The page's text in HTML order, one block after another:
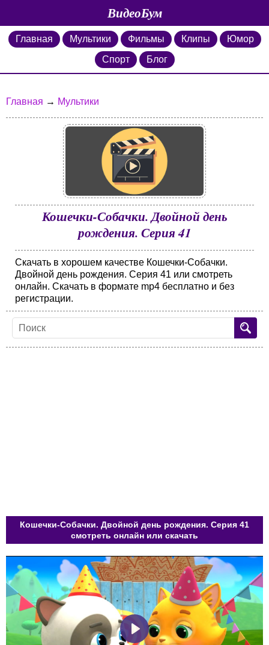
ВидеоБум
Главная Мультики Фильмы Клипы
Юмор
Спорт
Блог
Главная → Мультики
Кошечки-Собачки. Двойной день
рождения. Серия 41
Скачать в хорошем качестве Кошечки-Собачки.
Двойной день рождения. Серия 41 или смотреть
онлайн. Скачать в формате mp4 бесплатно и без
регистрации.
Кошечки-Собачки. Двойной день рождения. Серия 41
смотреть онлайн или скачать
Play